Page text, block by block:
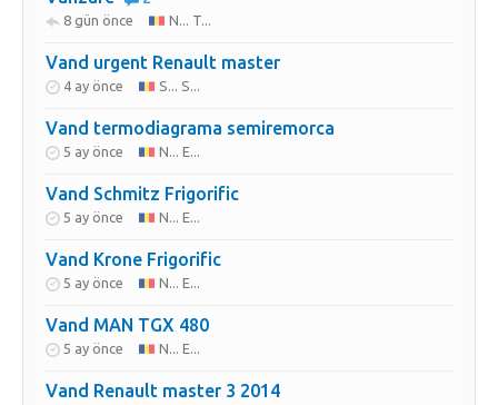
8 gün önce
N... T...
Vand urgent Renault master
4 ay önce S... S...
Vand termodiagrama semiremorca
5 ay önce N... E...
Vand Schmitz Frigorific
5 ay önce N... E...
Vand Krone Frigorific
5 ay önce N... E...
Vand MAN TGX 480
5 ay önce N... E...
Vand Renault master 3 2014